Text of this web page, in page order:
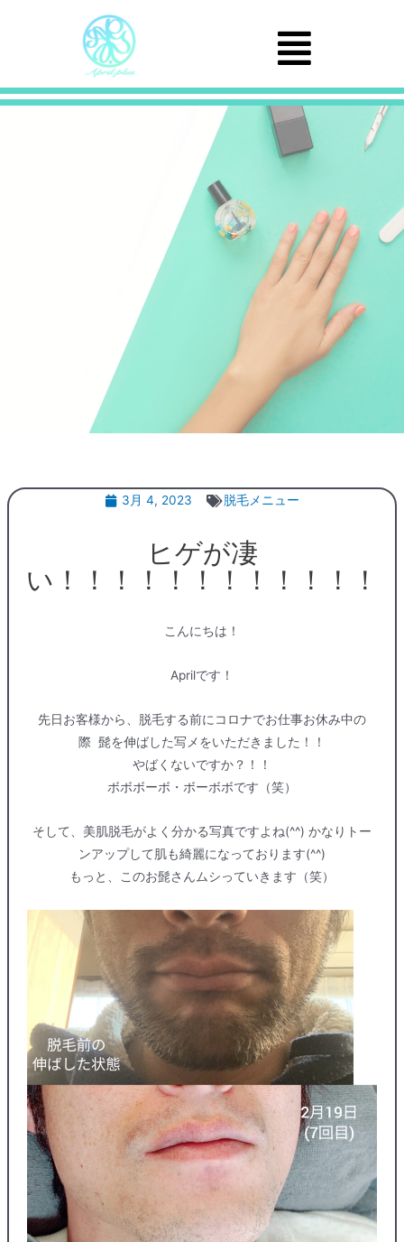
3月 4, 2023 脱毛メニュー
ヒゲが凄
い！！！！！！！！！！！！
こんにちは！
Aprilです！
先日お客様から、脱毛する前にコロナでお仕事お休み中の
際 髭を伸ばした写メをいただきました！！
やばくないですか？！！
ボボボーボ・ボーボボです（笑）
そして、美肌脱毛がよく分かる写真ですよね(^^) かなりトー
ンアップして肌も綺麗になっております(^^)
もっと、このお髭さんムシっていきます（笑）